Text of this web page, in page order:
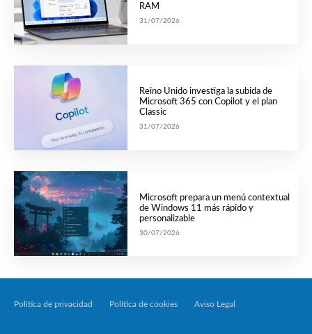
RAM
31/07/2026
Reino Unido investiga la subida de
Microsoft 365 con Copilot y el plan
Classic
31/07/2026
Microsoft prepara un menú contextual
de Windows 11 más rápido y
personalizable
30/07/2026
Política de privacidad Política de cookies Aviso Legal